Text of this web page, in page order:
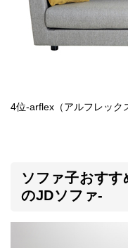
4位-arflex（アルフレック
ソファ子おす
のJDソファ-